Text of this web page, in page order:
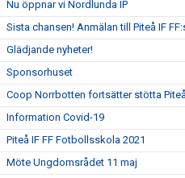
Nu öppnar vi Nordlunda IP
Sista chansen! Anmälan till Piteå IF
Glädjande nyheter!
Sponsorhuset
Coop Norrbotten fortsätter stötta
Information Covid-19
Piteå IF FF Fotbollsskola 2021
Möte Ungdomsrådet 11 maj